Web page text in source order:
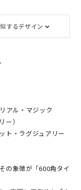
するデザイン
アル・マジック
）
ト・ラグジュアリー
の象徴が「600角タイ